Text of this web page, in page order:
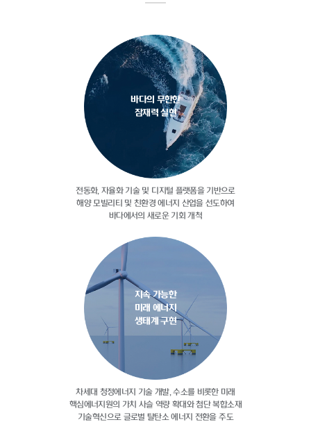
바다의 무한한
잠재력 실현
전동화, 자율화 기술 및 디지털 플랫폼을 기반으로
해양 모빌리티 및 친환경 에너지 산업을 선도하여
바다에서의 새로운 기회 개척
지속 가능한
미래 에너지
생태계 구현
차세대 청정에너지 기술 개발, 수소를 비롯한 미래
핵심에너지원의 가치 사슬 역량 확대와 첨단 복합소재
기술혁신으로 글로벌 탈탄소 에너지 전환을 주도